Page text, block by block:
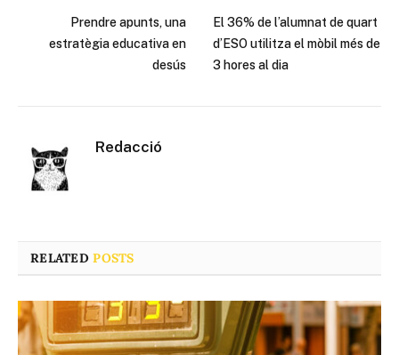
Prendre apunts, una
estratègia educativa en
desús
El 36% de l’alumnat de quart
d’ESO utilitza el mòbil més de
3 hores al dia
Redacció
RELATEDPOSTS